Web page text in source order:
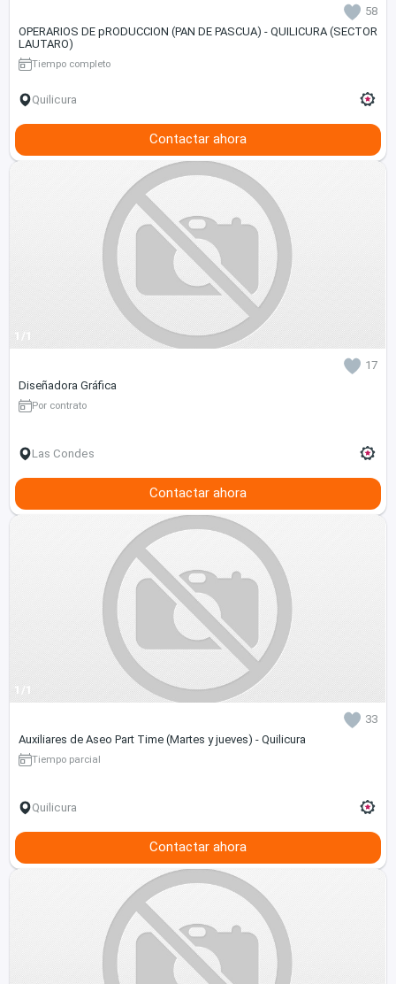
58
OPERARIOS DE pRODUCCION (PAN DE PASCUA) - QUILICURA (SECTOR
LAUTARO)
Tiempo completo
Quilicura
Contactar ahora
1/1
17
Diseñadora Gráfica
Por contrato
Las Condes
Contactar ahora
1/1
33
Auxiliares de Aseo Part Time (Martes y jueves) - Quilicura
Tiempo parcial
Quilicura
Contactar ahora